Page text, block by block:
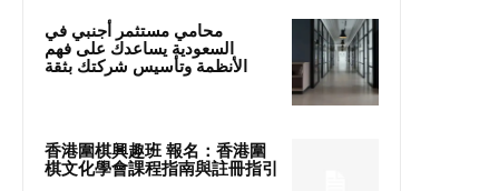
محامي مستثمر أجنبي في
السعودية يساعدك على فهم
الأنظمة وتأسيس شركتك بثقة
香港圍棋興趣班 報名：香港圍
棋文化學會課程指南與註冊指引